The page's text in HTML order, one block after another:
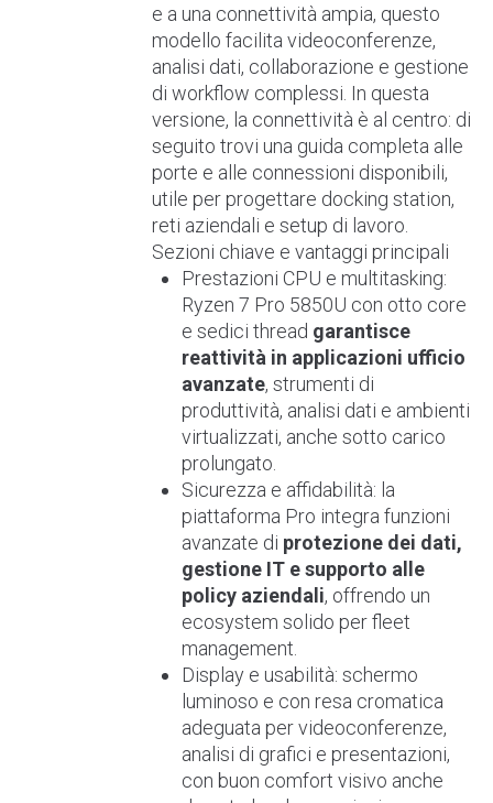
e a una connettività ampia, questo
modello facilita videoconferenze,
analisi dati, collaborazione e gestione
di workflow complessi. In questa
versione, la connettività è al centro: di
seguito trovi una guida completa alle
porte e alle connessioni disponibili,
utile per progettare docking station,
reti aziendali e setup di lavoro.
Sezioni chiave e vantaggi principali
Prestazioni CPU e multitasking:
Ryzen 7 Pro 5850U con otto core
e sedici thread garantisce
reattività in applicazioni ufficio
avanzate, strumenti di
produttività, analisi dati e ambienti
virtualizzati, anche sotto carico
prolungato.
Sicurezza e affidabilità: la
piattaforma Pro integra funzioni
avanzate di protezione dei dati,
gestione IT e supporto alle
policy aziendali, offrendo un
ecosystem solido per fleet
management.
Display e usabilità: schermo
luminoso e con resa cromatica
adeguata per videoconferenze,
analisi di grafici e presentazioni,
con buon comfort visivo anche